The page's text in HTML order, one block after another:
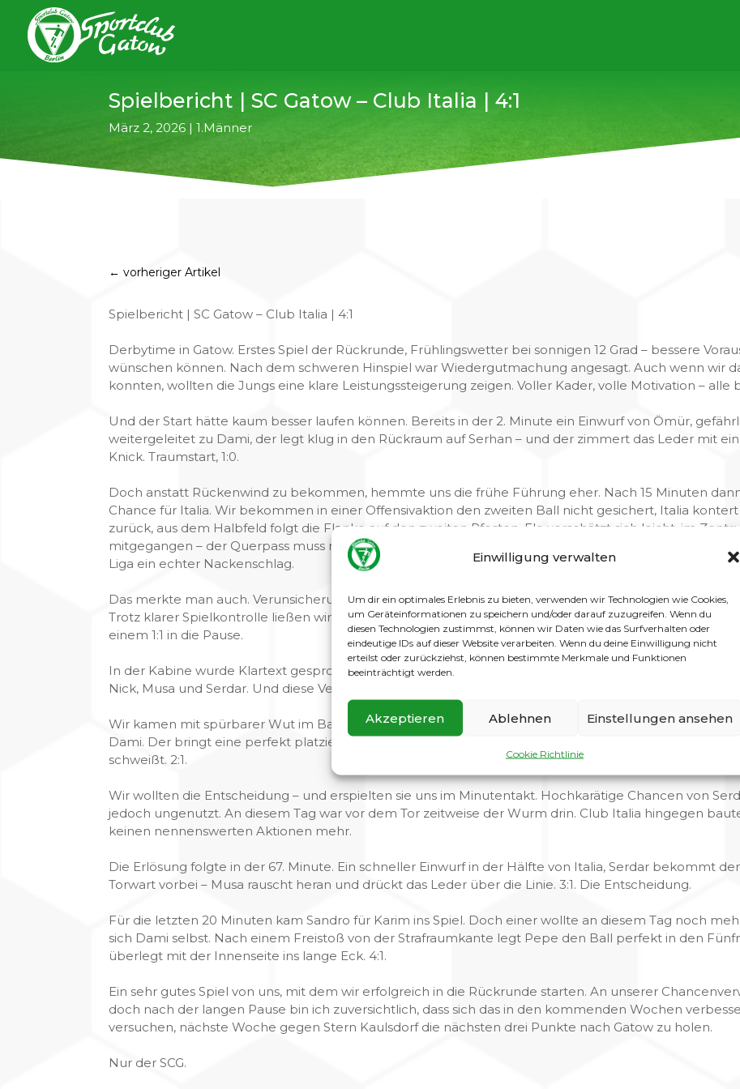
Einwilligung verwalten
Um dir ein optimales Erlebnis zu bieten, verwenden wir Technologien wie Cookies,
um Geräteinformationen zu speichern und/oder darauf zuzugreifen. Wenn du
diesen Technologien zustimmst, können wir Daten wie das Surfverhalten oder
eindeutige IDs auf dieser Website verarbeiten. Wenn du deine Einwilligung nicht
erteilst oder zurückziehst, können bestimmte Merkmale und Funktionen
beeinträchtigt werden.
Akzeptieren Ablehnen Einstellungen ansehen
Cookie Richtlinie
Spielbericht | SC Gatow – Club Italia | 4:1
März 2, 2026 |1.Männer
←vorheriger Artikel
Spielbericht | SC Gatow – Club Italia | 4:1
Derbytime in Gatow. Erstes Spiel der Rückrunde, Frühlingswetter bei sonnigen 12 Grad – bessere
wünschen können. Nach dem schweren Hinspiel war Wiedergutmachung angesagt. Auch wenn wir
konnten, wollten die Jungs eine klare Leistungssteigerung zeigen. Voller Kader, volle Motivation – alle
Und der Start hätte kaum besser laufen können. Bereits in der 2. Minute ein Einwurf von Ömür,
weitergeleitet zu Dami, der legt klug in den Rückraum auf Serhan – und der zimmert das Leder mit
Knick. Traumstart, 1:0.
Doch anstatt Rückenwind zu bekommen, hemmte uns die frühe Führung eher. Nach 15 Minuten
Chance für Italia. Wir bekommen in einer Offensivaktion den zweiten Ball nicht gesichert, Italia
zurück, aus dem Halbfeld folgt die Flanke auf den zweiten Pfosten. Flo verschätzt sich leicht, im
mitgegangen – der Querpass muss nur noch eingeschoben werden. 1:1. Alles wieder auf null –
Liga ein echter Nackenschlag.
Das merkte man auch. Verunsicherung schlich sich ein, die Leichtigkeit war weg. Aktionen wirkten
Trotz klarer Spielkontrolle ließen wir mehrere Großchancen liegen – Karim, Dami und Thobbe hatten
einem 1:1 in die Pause.
In der Kabine wurde Klartext gesprochen. Vier Wechsel folgten: Ömür, Serhan, Max und Alain
Nick, Musa und Serdar. Und diese Veränderungen sollten sich auszahlen.
Wir kamen mit spürbarer Wut im Bauch zurück auf den Platz. Nach hohem Pressing erobert Thobbe
Dami. Der bringt eine perfekt platzierte Hereingabe auf unseren Winterneuzugang Serdar, der
schweißt. 2:1.
Wir wollten die Entscheidung – und erspielten sie uns im Minutentakt. Hochkarätige Chancen von
jedoch ungenutzt. An diesem Tag war vor dem Tor zeitweise der Wurm drin. Club Italia hingegen
keinen nennenswerten Aktionen mehr.
Die Erlösung folgte in der 67. Minute. Ein schneller Einwurf in der Hälfte von Italia, Serdar bekommt
Torwart vorbei – Musa rauscht heran und drückt das Leder über die Linie. 3:1. Die Entscheidung.
Für die letzten 20 Minuten kam Sandro für Karim ins Spiel. Doch einer wollte an diesem Tag noch
sich Dami selbst. Nach einem Freistoß von der Strafraumkante legt Pepe den Ball perfekt in den
überlegt mit der Innenseite ins lange Eck. 4:1.
Ein sehr gutes Spiel von uns, mit dem wir erfolgreich in die Rückrunde starten. An unserer
doch nach der langen Pause bin ich zuversichtlich, dass sich das in den kommenden Wochen
versuchen, nächste Woche gegen Stern Kaulsdorf die nächsten drei Punkte nach Gatow zu holen.
Nur der SCG.